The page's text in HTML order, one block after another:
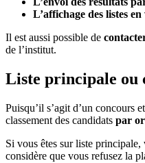
L’affichage des listes
Il est aussi possible de
de l’institut.
Liste principale ou
Puisqu’il s’agit d’un concours
classement des candidats par
Si vous êtes sur liste
considère que vous refusez la